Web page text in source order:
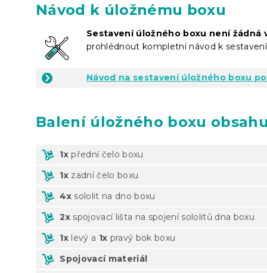
Návod k úložnému boxu
Sestavení úložného boxu není žádná
prohlédnout kompletní návod k
Návod na sestavení úložného boxu
Baleníúložného boxu
1x přední čelo boxu
1x zadní čelo boxu
4x sololit na dno boxu
2x spojovací lišta na spojení sololitů dna boxu
1x levý a 1x pravý bok boxu
Spojovací materiál